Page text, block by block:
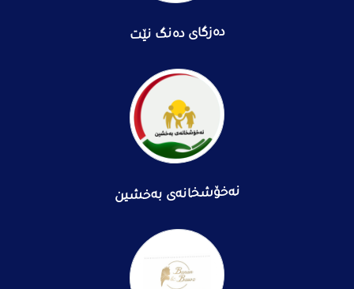
دەزگای دەنگ نێت
نەخۆشخانەی بەخشین